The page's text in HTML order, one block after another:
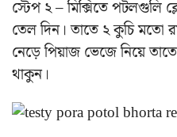
স্টেপ ২ – মিক্সিতে পটলগুলি
তেল দিন। তাতে ২ কুচি মতো
নেড়ে পিয়াজ ভেজে নিয়ে
থাকুন।